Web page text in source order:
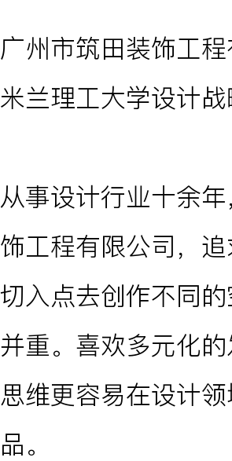
广州市筑田装饰工
米兰理工大学设计
从事设计行业十余
饰工程有限公司，
切入点去创作不同
并重。喜欢多元化
思维更容易在设计
品。